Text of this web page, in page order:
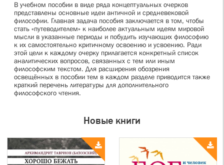
В учебном пособии в виде ряда концептуальных очерков
представлены основные идеи античной и средневековой
философии. Главная задача пособия заключается в том, чтобы
стать «путеводителем» к наиболее актуальным идеям мировой
мысли в указанные периоды и побудить изучающих философию
к их самостоятельно критичному освоению и усвоению. Ради
этой цели к каждому очерку прилагается конкретный список
аналитических вопросов, связанных с тем или иным
философским текстом. Для расширения обозрения
освещённых в пособии тем в каждом разделе приводится также
краткий перечень литературы для дополнительного
философского чтения.
Новые книги